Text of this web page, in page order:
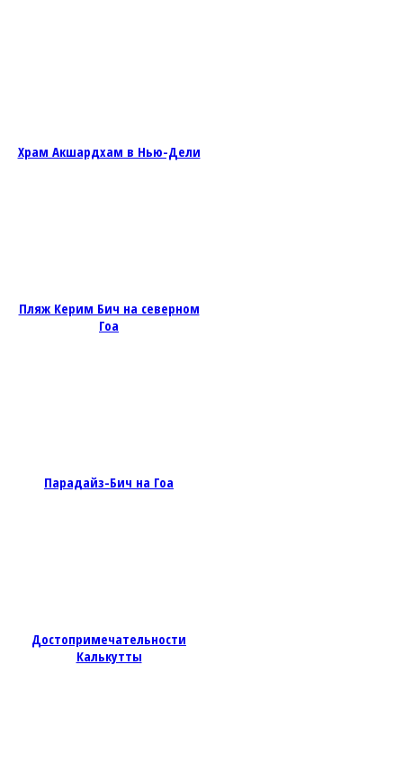
Храм Акшардхам в Нью-Дели
Пляж Керим Бич на северном
Гоа
Парадайз-Бич на Гоа
Достопримечательности
Калькутты